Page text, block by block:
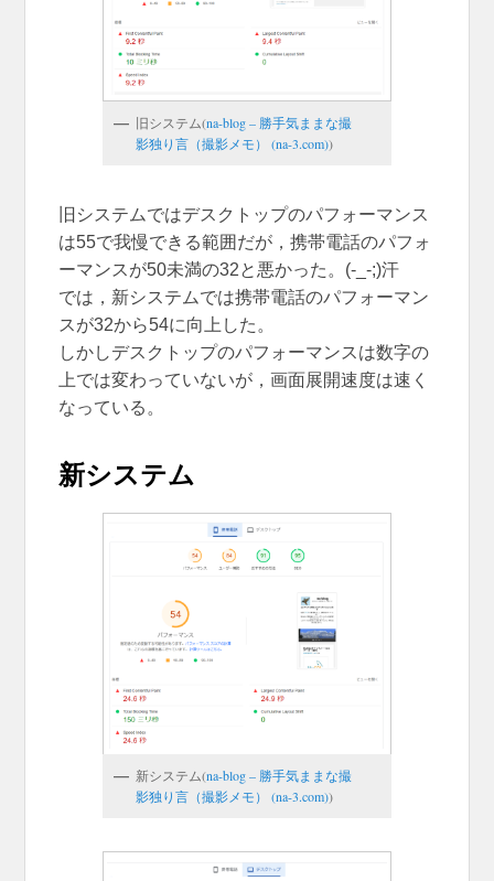
旧システム(na-blog – 勝手気ままな撮
影独り言（撮影メモ） (na-3.com))
旧システムではデスクトップのパフォーマンス
は55で我慢できる範囲だが，携帯電話のパフォ
ーマンスが50未満の32と悪かった。(-_-;)汗
では，新システムでは携帯電話のパフォーマン
スが32から54に向上した。
しかしデスクトップのパフォーマンスは数字の
上では変わっていないが，画面展開速度は速く
なっている。
新システム
新システム(na-blog – 勝手気ままな撮
影独り言（撮影メモ） (na-3.com))